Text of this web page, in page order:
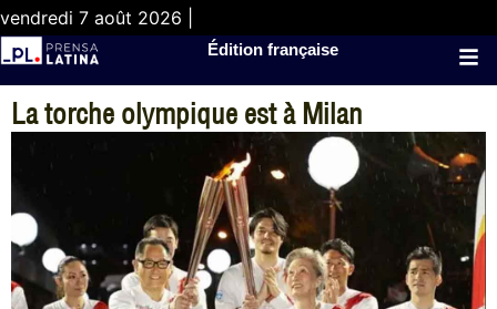
vendredi 7 août 2026 |
Édition française
La torche olympique est à Milan